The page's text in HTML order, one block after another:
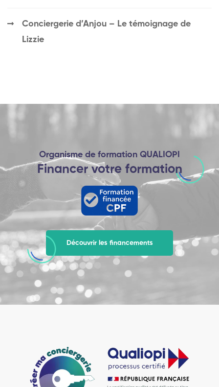
Conciergerie d’Anjou – Le témoignage de
Lizzie
Organisme de formation QUALIOPI
Financer votre formation
Découvrir les financements